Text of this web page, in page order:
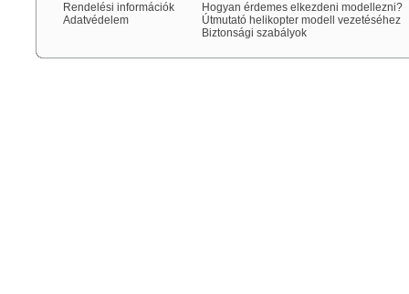
Rendelési információk
Adatvédelem
Hogyan érdemes elkezdeni modellezni?
Útmutató helikopter modell vezetéséhez
Biztonsági szabályok